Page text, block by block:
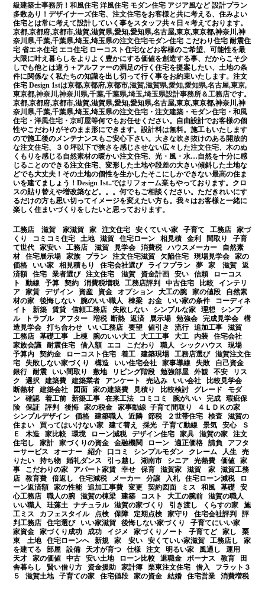
級建築士事務所 ！和風住宅 洋風住宅 モダン住宅 アジア風など 設計プラン
多数あり！デザイナーズ住宅、注文住宅をお客様と共に考える、住みよい
住宅とは常に考えて設計していく事をスタッフ共々日々考えております。
京都,京都府,京都市,滋賀,滋賀県,愛知,愛知県,名古屋,東京,東京都,神奈川,神
奈川県,千葉,千葉県,埼玉,埼玉県の注文住宅モダン住宅 こだわり住宅 耐震住
宅 省エネ住宅 エコ住宅 ローコスト住宅などお客様のご希望、可能性を最
大限に叶え暮らしをよりよく豊かにする価値を創造する事、だからこそ少
しでも他とは違う＋アルファーの満足の行く住宅を提案したい、 土地の条
件に関係なく私たちの知識を出し切って行く事をお約束いたします。注文
住宅 Design 1stは京都,京都府,京都市,滋賀,滋賀県,愛知,愛知県,名古屋,東京,
東京都,神奈川,神奈川県,千葉,千葉県,埼玉,埼玉県設計事務所＆工務店です。
京都,京都府,京都市,滋賀,滋賀県,愛知,愛知県,名古屋,東京,東京都,神奈川,神
奈川県,千葉,千葉県,埼玉,埼玉県の注文住宅・注文建築・モダン住宅・和風
住宅・洋風住宅・京町屋等何でもお任せください。自由設計でお客様の個
性やこだわりがそのまま形にできます。設計料は無料。施工もいたします
ので施工後のメンテナンスもご安心下さい。大きな吹き抜けのある開放的
な注文住宅、 ３０坪以下で狭さを感じさせない広々した注文住宅、木のぬ
くもりを感じる自然素材の暖かい注文住宅、光・風・水…自然を十分に感
じることのできる注文住宅、変形した土地や段差の大きい傾斜した土地な
どでも大丈夫！その土地の個性を生かしたそこにしかできない最高の住ま
いを建てましょう！Design 1st..ではリフォーム業もやっております。クロ
スの貼り替えや増改築など。。。何でもご相談ください。ただきれいにす
るだけの方も思い切ってイメージを変えたい方も。我々はお客様と一緒に
楽しく住まいづくりをしたいと思っております。
工務店 滋賀 家滋賀 家 注文住宅 安くていい家 子育て 工務店 家づ
くり コミコミ住宅 土地 滋賀 住宅ローン 相見積 金利 間取り 子育
て世代 家安い 工務店 滋賀 見学会 消費税 ハウスメーカー 自然素
材 住宅展示場 家族 プラン 注文住宅滋賀 欠陥住宅 現場見学会 家の
価格 いい家 相見積もり 住宅会社選び ライフプラン 夢 家 滋賀 返
済額 住宅 業者選び 注文住宅 滋賀 資金計画 安い 信頼 ローコス
ト 動線 予算 契約 消費税増税 工務店評判 中古住宅 比較 インテリ
ア 家賃 デザイン 資産 資金 オプション 大工の腕 家の値段 自然素
材の家 後悔しない 腕のいい職人 棟梁 お金 いい家の条件 コーディネ
イト 新築 賃貸 信頼工務店 失敗しない シンプルな家 理想 シンプ
ル トラブル アフター 増税 断熱 返済 展示場 勉強会 完成見学会 構
造見学会 打ち合わせ いい工務店 要望 値引き 流行 追加工事 滋賀
工務店 基礎工事 上棟 腕のいい大工 大工工事 大工 内装 住宅会社
家族会議 耐震住宅 借入額 エコ こだわり 職人 シックハウス 現場
予算内 契約金 ローコスト住宅 着工 建築現場 工務店選び 滋賀注文住
宅 失敗しない家づくり 構造 いい住宅会社 家事導線 失敗 自己資金
銀行 耐震 いい間取り 敷地 リビング階段 勉強部屋 外観 不安 リス
ク 選択 建築費 建築業者 アンケート 売込み いい会社 比較見学会
断熱材 建築会社 図面 家の建築費 見積り 比較検討 グレード モダ
ン 確認 着工前 新築工事 在来工法 コミコミ 腕がいい 完成 瑕疵保
険 保証 評判 後悔 家の税金 家事動線 子育て間取り ４ＬＤＫの家
シンプルデザイン 価格 建築職人 近隣 節税 ２世帯住宅 検査 滋賀の
住まい 買ってはいけない家 建て替え 採光 子育て動線 景気 安心 Ｓ
Ｅ 木造 家比較 環境 ローン減税 デザイン住宅 家具 滋賀の家 注文
住宅し 家計 家づくりの資金 金融機関 ローン 適正価格 請負 アフタ
ーサービス オーナー 紹介 口コミ シンプルモダン クレーム 人生 売
りたい 持ち物 婚礼ダンス 引っ越し 湖南市 シニア 光熱費 価値 家
事 こだわりの家 アパート家賃 幸せ 保育 滋賀家 滋賀 家 滋賀工務
店 教育費 倍返し 住宅減税 メーカー 分譲 入札 住宅ローン減税 ロ
ーン返済額 家の性能 追加工事費 変更 契約図面 ミス 和風 基礎 安
心工務店 職人の腕 滋賀の棟梁 建築 コスト 大工の腕前 滋賀の職人
いい職人 珪藻土 ナチュラル 滋賀の家づくり 引き渡し くらすの家 施
工ミス カフェスタイル 点検 保障 定期点検 家守り 住宅会社評判 評
判工務店 住宅選び いい家滋賀 後悔しない家づくり 子育てにいい家
家資金 家づくり成功 成功 イジメ 家づくりノート 子育てど 家し 栗
東 土地 住宅ローンへ 新規 家 安い 安くていい家滋賀 工務店し 家
を建てる 部屋 設備 天才が育つ 仕様 注文 明るい家 風通し 運用
天才 家の価値 中古 安い土地 ローン比較 退職金 ボーナス 教育 田
舎暮らし 賢い借り方 資金援助 家計簿 栗東注文住宅 借入 フラット３
５ 滋賀土地 子育ての家 住宅値段 家の資金 結婚 住宅営業 消費増税